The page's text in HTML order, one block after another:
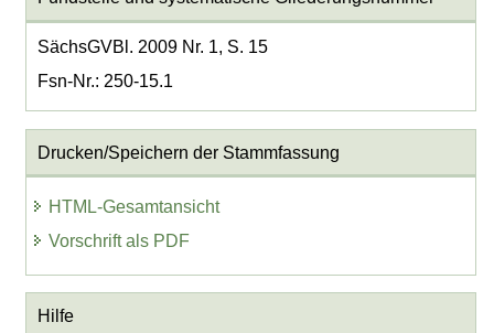
SächsGVBl. 2009 Nr. 1, S. 15
Fsn-Nr.: 250-15.1
Drucken/Speichern der Stammfassung
HTML-Gesamtansicht
Vorschrift als PDF
Hilfe